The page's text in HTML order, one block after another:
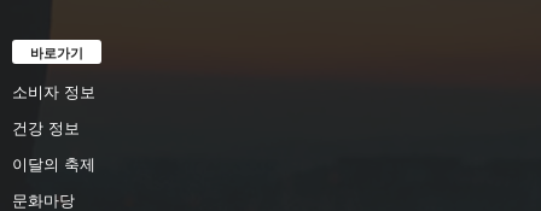
바로가기
소비자 정보
건강 정보
이달의 축제
문화마당